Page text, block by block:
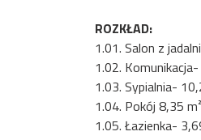
ROZKŁAD:
1.01. Salon z
1.02.
1.03. Sypialnia-
1.04. Pokój 8,35 m²
1.05. Łazienka-